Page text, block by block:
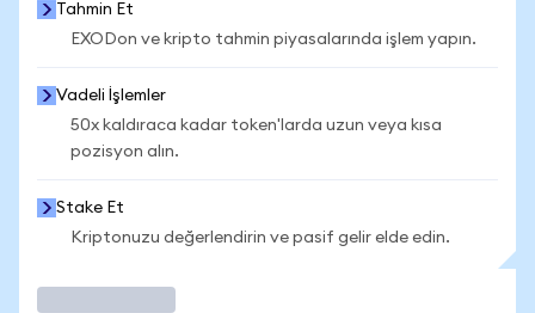
Tahmin Et
EXODon ve kripto tahmin piyasalarında işlem yapın.
Vadeli İşlemler
50x kaldıraca kadar token'larda uzun veya kısa
pozisyon alın.
Stake Et
Kriptonuzu değerlendirin ve pasif gelir elde edin.